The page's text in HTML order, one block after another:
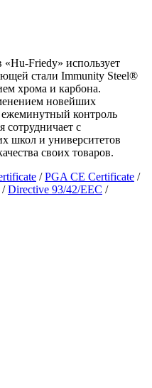
Friedy» использует
стали Immunity Steel®
хрома и карбона.
новейших
контроль
сотрудничает с
школ и университетов
своих товаров.
/PGA CE Certificate /
/Directive 93/42/EEC /